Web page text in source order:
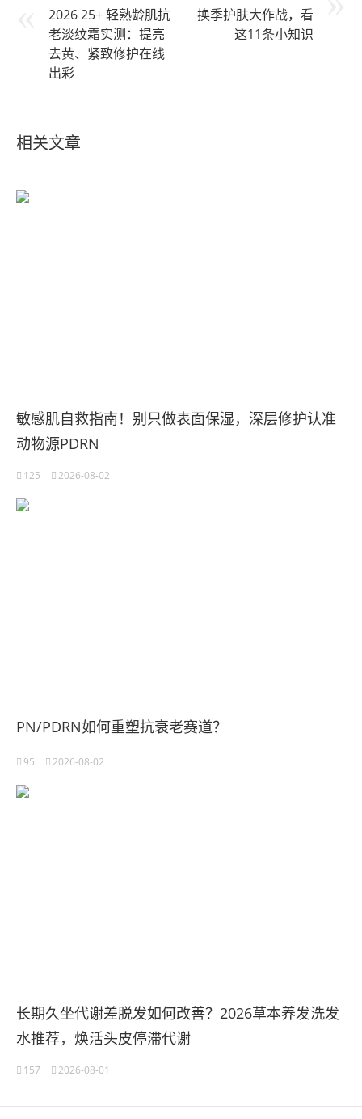
2026 25+ 轻熟龄肌抗
老淡纹霜实测：提亮
去黄、紧致修护在线
出彩
换季护肤大作战，看
这11条小知识
相关文章
敏感肌自救指南！别只做表面保湿，深层修护认准
动物源PDRN
125 2026-08-02
PN/PDRN如何重塑抗衰老赛道？
95 2026-08-02
长期久坐代谢差脱发如何改善？2026草本养发洗发
水推荐，焕活头皮停滞代谢
157 2026-08-01